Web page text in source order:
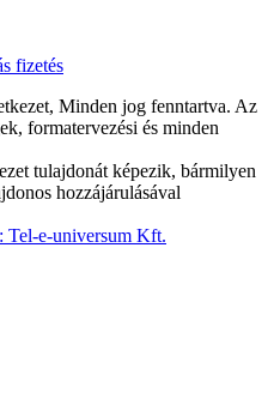
Minden jog fenntartva. Az
formatervezési és minden
tulajdonát képezik, bármilyen
hozzájárulásával
Tel-e-universum Kft.